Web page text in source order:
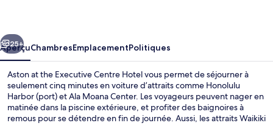
Executive
Centre
Hotel
Suivant
25+
AperçuChambresEmplacementPolitiques
Aston at the Executive Centre Hotel vous permet de séjourner à
seulement cinq minutes en voiture d’attraits comme Honolulu
Harbor (port) et Ala Moana Center. Les voyageurs peuvent nager en
matinée dans la piscine extérieure, et profiter des baignoires à
remous pour se détendre en fin de journée. Aussi, les attraits Waikiki